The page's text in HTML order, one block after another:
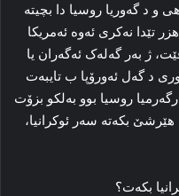
و د گەوریا روسیا دا بچیتە
تێدا نەکری ئەوە ئەمریکا
ژ بەر گەلەک ئەگەران یا
د گەل ئەورۆپا ب تایبەت
روسیا بوو بەلکو بزۆت
بکەتە سەر ئوکرانیا،
بکەت؟